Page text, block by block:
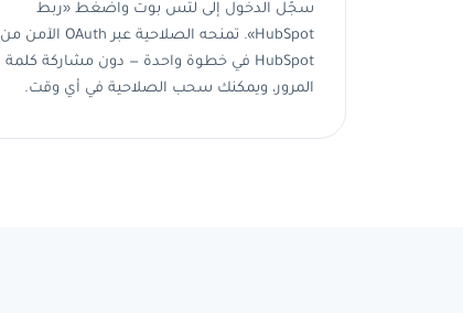
سجّل الدخول إلى لتس بوت واضغط «ربط
HubSpot». تمنحه الصلاحية عبر OAuth الآمن من
HubSpot في خطوة واحدة — دون مشاركة كلمة
المرور، ويمكنك سحب الصلاحية في أي وقت.